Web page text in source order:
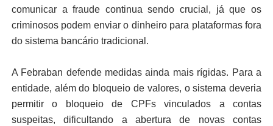
comunicar a fraude continua sendo crucial, já que os
criminosos podem enviar o dinheiro para plataformas fora
do sistema bancário tradicional.
A Febraban defende medidas ainda mais rígidas. Para a
entidade, além do bloqueio de valores, o sistema deveria
permitir o bloqueio de CPFs vinculados a contas
suspeitas, dificultando a abertura de novas contas